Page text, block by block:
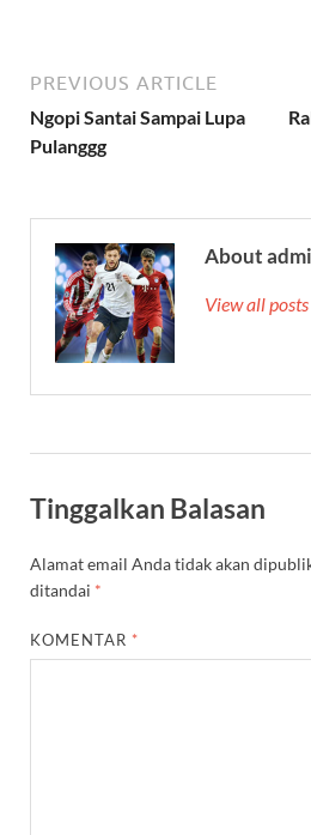
PREVIOUS ARTICLE
Ngopi Santai Sampai Lupa
Pulanggg
About
View all
Tinggalkan Balasan
Alamat email Anda tidak akan
ditandai *
KOMENTAR *